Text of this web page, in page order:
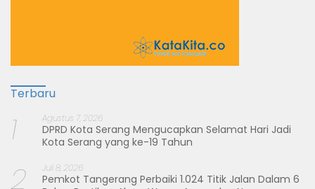
Terbaru
1 Agustus 7, 2026
DPRD Kota Serang Mengucapkan Selamat Hari Jadi
Kota Serang yang ke-19 Tahun
2 Juli 8, 2026
Pemkot Tangerang Perbaiki 1.024 Titik Jalan Dalam 6